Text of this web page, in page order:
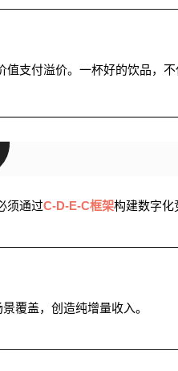
支付溢价。一杯好的饮品，
须通过C-D-E-C框架构建数字化
覆盖，创造纯增量收入。